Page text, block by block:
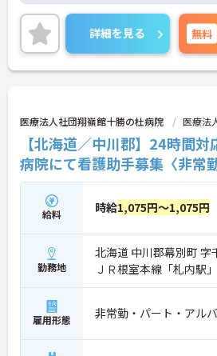
また、保育所完備されていますので、お
っしゃる方でも安心してご就業していただ
ご興味のある方は、お気軽にお問い合わ
い。
詳細を見る 無料
医療法人社団翔嶺館十勝の杜病院 医療法
【北海道／中川郡】24時間
病院にて看護助手募集〈非常
給料 時給1,075円～1,075円
勤務地
北海道 中川郡幕別町 字
ＪＲ根室本線「札内駅
雇用形態 非常勤・パート・アル